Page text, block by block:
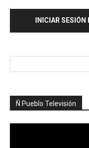
INICIAR
Ñ Pueblo Televisión